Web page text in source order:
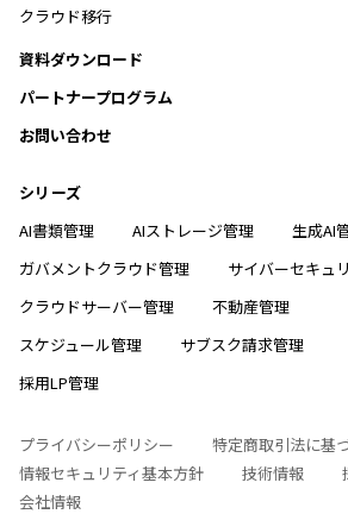
クラウド移行
資料ダウンロード
パートナープログラム
お問い合わせ
シリーズ
AI書類管理
AIストレージ管理
生成AI
ガバメントクラウド管理
サイバーセキュ
クラウドサーバー管理
不動産管理
スケジュール管理
サブスク請求管理
採用LP管理
プライバシーポリシー
特定商取引法に基
情報セキュリティ基本方針
技術情報
会社情報